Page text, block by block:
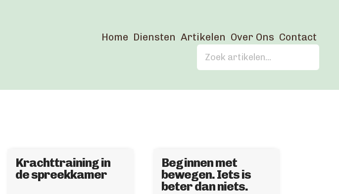
Home Diensten Artikelen Over Ons Contact
Krachttraining in
de spreekkamer
Beginnen met
bewegen. Iets is
beter dan niets.